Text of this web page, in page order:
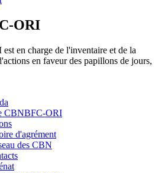
ORI
en charge de l'inventaire et de la
en faveur des papillons de jours,
CBNBFC-ORI
d'agrément
des CBN